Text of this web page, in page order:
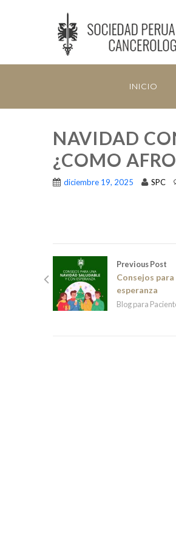
INICIO
NAVIDAD
¿COMO
diciembre 19, 2025 SPC
Previous Post
Consejos
esperanza
Blog para